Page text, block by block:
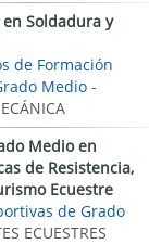
en Soldadura y
de Formación
Medio -
Medio en
de Resistencia,
Ecuestre
de Grado
ECUESTRES